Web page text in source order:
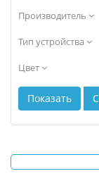
Производитель
Тип устройства
Цвет